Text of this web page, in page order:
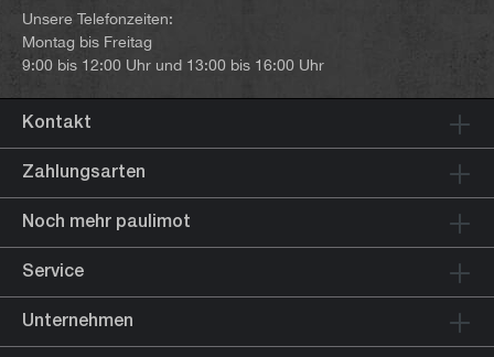
Unsere Telefonzeiten:
Montag bis Freitag
9:00 bis 12:00 Uhr und 13:00 bis 16:00 Uhr
Kontakt
Zahlungsarten
Noch mehr paulimot
Service
Unternehmen